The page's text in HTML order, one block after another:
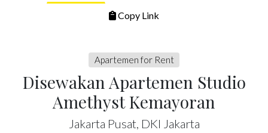
Copy Link
Apartemen for Rent
Disewakan Apartemen Studio
Amethyst Kemayoran
Jakarta Pusat, DKI Jakarta